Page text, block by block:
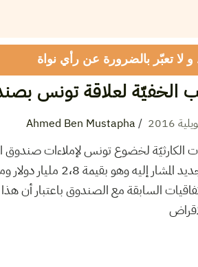
لا تعبّر بالضرورة عن رأي نواة
الخفيّة لعلاقة تونس
2016
/
Ahmed Ben Mustapha
الكارثيّة لخضوع تونس لإملاءات صندوق
الاتفاق الجديد
السابقة مع الصندوق باعتبار